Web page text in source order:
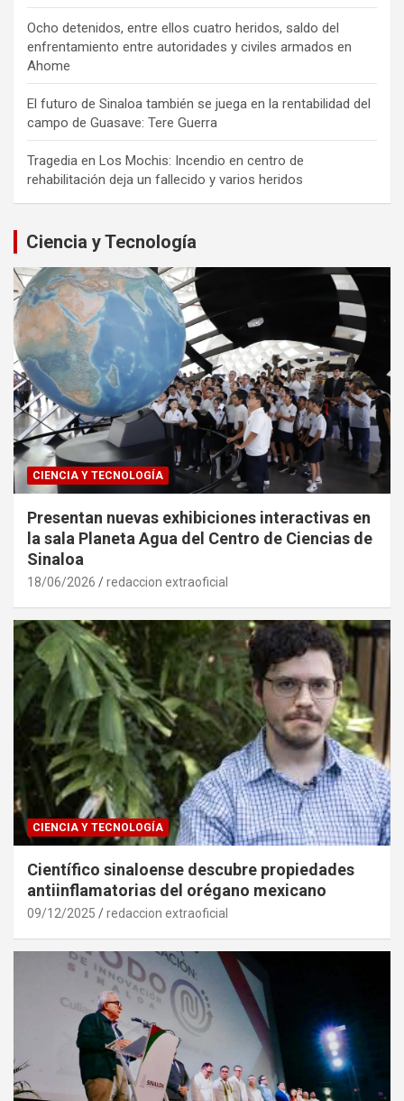
Ocho detenidos, entre ellos cuatro heridos, saldo del
enfrentamiento entre autoridades y civiles armados en
Ahome
El futuro de Sinaloa también se juega en la rentabilidad del
campo de Guasave: Tere Guerra
Tragedia en Los Mochis: Incendio en centro de
rehabilitación deja un fallecido y varios heridos
Ciencia y Tecnología
CIENCIA Y TECNOLOGÍA
Presentan nuevas exhibiciones interactivas en
la sala Planeta Agua del Centro de Ciencias de
Sinaloa
18/06/2026 redaccion extraoficial
CIENCIA Y TECNOLOGÍA
Científico sinaloense descubre propiedades
antiinflamatorias del orégano mexicano
09/12/2025 redaccion extraoficial